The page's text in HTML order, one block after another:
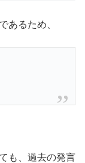
あるため、
も、過去の発言